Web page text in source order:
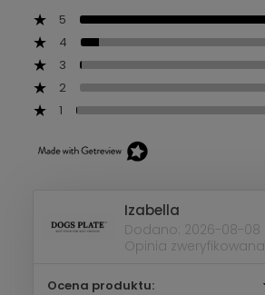
5
4
3
2
1
Izabella
Dodano: 2026-08-08
Opinia zweryfikowana
Ocena produktu: